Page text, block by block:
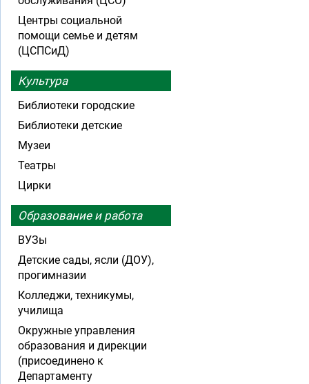
Центры социальной
помощи семье и детям
(ЦСПСиД)
Культура
Библиотеки городские
Библиотеки детские
Музеи
Театры
Цирки
Образование и работа
ВУЗы
Детские сады, ясли (ДОУ),
прогимназии
Колледжи, техникумы,
училища
Окружные управления
образования и дирекции
(присоединено к
Департаменту